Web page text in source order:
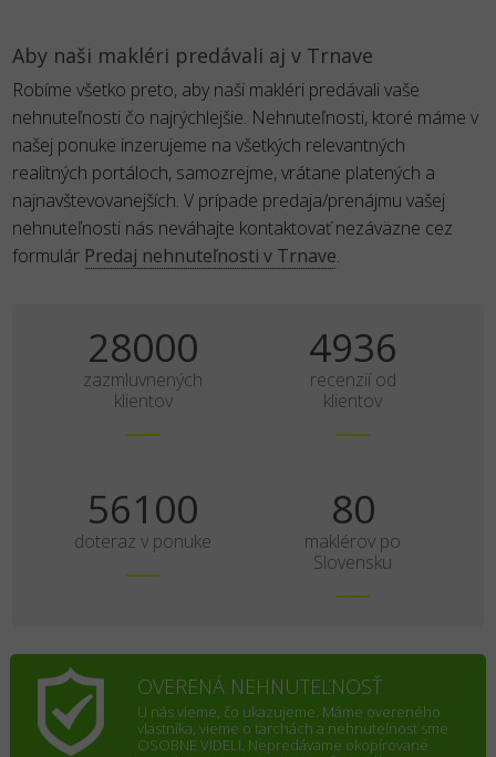
Aby naši makléri predávali aj v Trnave
Robíme všetko preto, aby naši makléri predávali vaše
nehnuteľnosti čo najrýchlejšie. Nehnuteľnosti, ktoré máme v
našej ponuke inzerujeme na všetkých relevantných
realitných portáloch, samozrejme, vrátane platených a
najnavštevovanejších. V prípade predaja/prenájmu vašej
nehnuteľnosti nás neváhajte kontaktovať nezáväzne cez
formulár Predaj nehnuteľnosti v Trnave.
35000
zazmluvnených
klientov
6170
recenzií od
klientov
70125
doteraz v ponuke
100
maklérov po
Slovensku
OVERENÁ NEHNUTEĽNOSŤ
U nás vieme, čo ukazujeme. Máme overeného
vlastníka, vieme o ťarchách a nehnuteľnosť sme
OSOBNE VIDELI. Nepredávame okopírované